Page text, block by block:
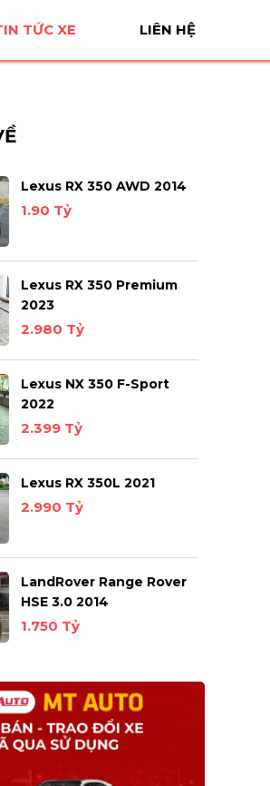
TỨC XE LIÊN HỆ
Lexus RX 350 AWD 2014
1.90 Tỷ
Lexus RX 350 Premium
2023
2.980 Tỷ
Lexus NX 350 F-Sport
2022
2.399 Tỷ
Lexus RX 350L 2021
2.990 Tỷ
LandRover Range Rover
HSE 3.0 2014
1.750 Tỷ